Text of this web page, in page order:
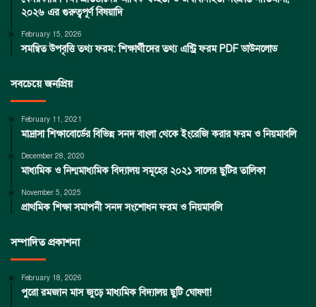
২০২৬ এর গুরুত্বপূর্ণ বিষয়াদি
February 15, 2026
সমন্বিত উপবৃত্তি তথ্য ফরম: শিক্ষার্থীদের তথ্য এন্ট্রি ফরম PDF ডাউনলোড
সবচেয়ে জনপ্রিয়
February 11, 2021
মাদ্রাসা শিক্ষাবোর্ডের বিভিন্ন সনদ বাংলা থেকে ইংরেজি করার ফরম ও নিয়মাবলি
December 28, 2020
মাধ্যমিক ও নিন্মমাধ্যমিক বিদ্যালয় সমূহের ২০২১ সালের ছুটির তালিকা
November 5, 2025
প্রাথমিক শিক্ষা সমাপনী সনদ সংশোধন ফরম ও নিয়মাবলি
সম্পাদিত প্রকাশনা
February 18, 2026
পুরো রমজান মাস জুড়ে মাধ্যমিক বিদ্যালয় ছুটি ঘোষণা!